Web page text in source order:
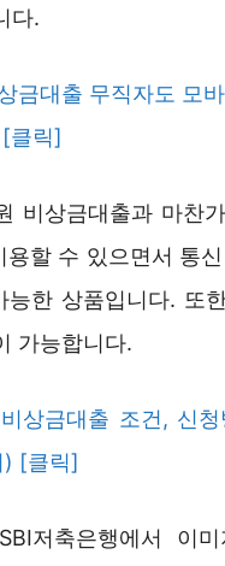
다.
금대출 무직자도 모
클릭]
비상금대출과 마찬
할 수 있으면서 통
능한 상품입니다. 또
가능합니다.
상금대출 조건, 신청
) [클릭]
저축은행에서 이